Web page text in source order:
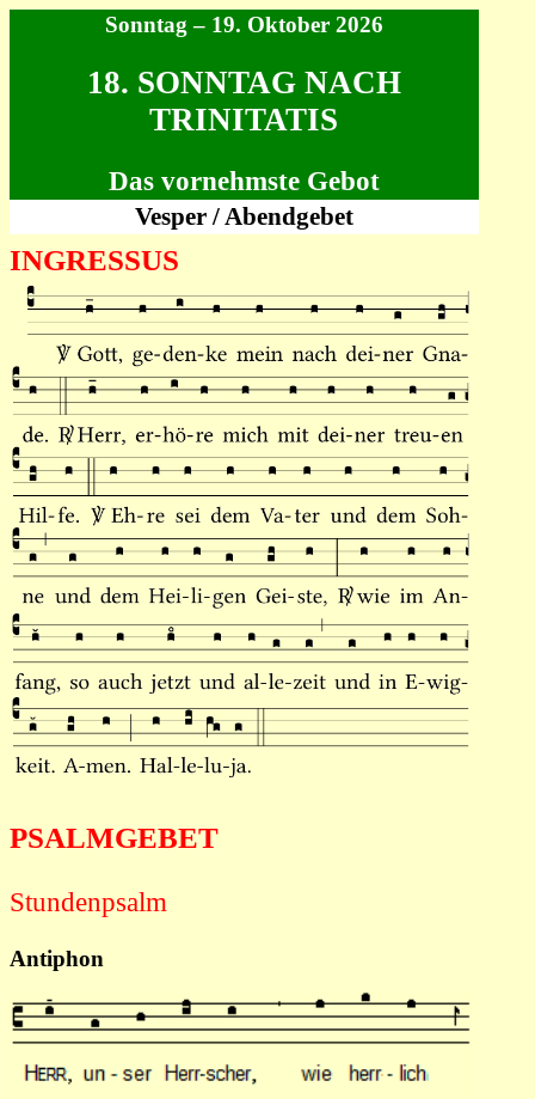
Sonntag – 19. Oktober 2026
18. SONNTAG NACH
TRINITATIS
Das vornehmste Gebot
Vesper / Abendgebet
INGRESSUS
PSALMGEBET
Stundenpsalm
Antiphon